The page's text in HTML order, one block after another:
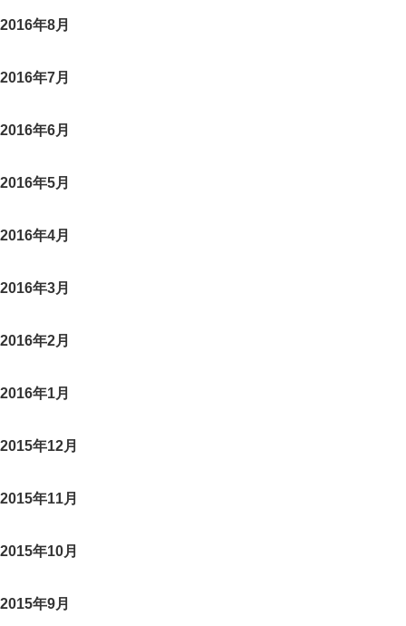
2016年8月
2016年7月
2016年6月
2016年5月
2016年4月
2016年3月
2016年2月
2016年1月
2015年12月
2015年11月
2015年10月
2015年9月